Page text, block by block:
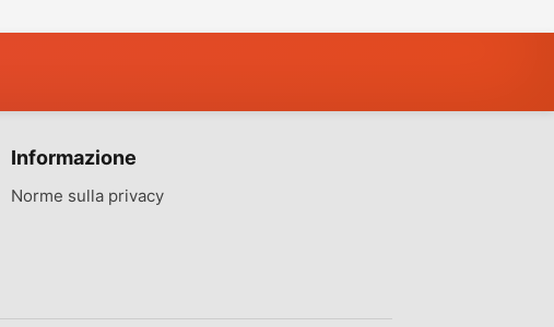
Informazione
Norme sulla privacy